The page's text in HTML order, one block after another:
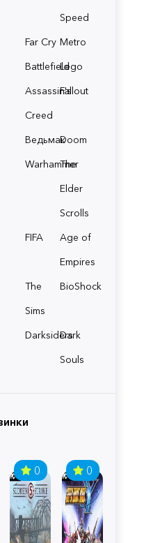
Speed
Far Cry Metro
BattlefieldLego
Assassin's
Creed
Fallout
ВедьмакDoom
Warhammer
The
Elder
Scrolls
FIFA
Age of
Empires
The
Sims
BioShock
Darksiders
Dark
Souls
0 0